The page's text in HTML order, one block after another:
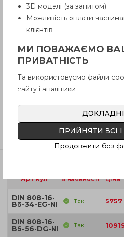
Опис
Питання про
Інструкція (pdf.)
Артікул В наявності Ціна
DIN 808-16-
B6-34-EG-NI Так 5757
DIN 808-16-
B6-56-DG-NI Так 10919
3D моделі (за запитом)
Можливість оплати
клієнтів
МИ ПОВАЖАЄМО
ПРИВАТНІСТЬ
Та використовуємо файли
сайту і аналітики.
ПРИЙНЯТИ ВСІ
Продовжити без